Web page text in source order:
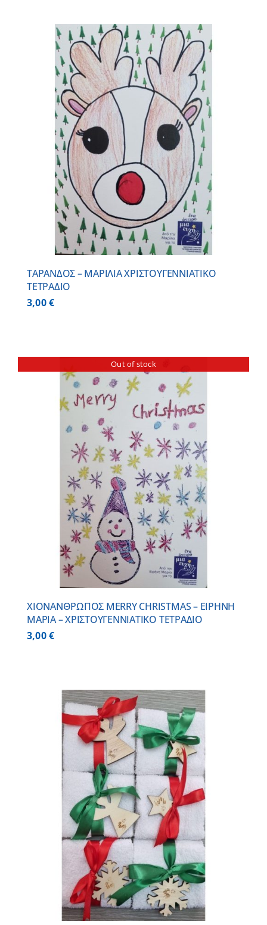
ΤΑΡΑΝΔΟΣ – ΜΑΡΙΛΙΑ ΧΡΙΣΤΟΥΓΕΝΝΙΑΤΙΚΟ
ΤΕΤΡΑΔΙΟ
3,00€
Out of stock
ΧΙΟΝΑΝΘΡΩΠΟΣ MERRY CHRISTMAS – ΕΙΡΗΝΗ
ΜΑΡΙΑ – ΧΡΙΣΤΟΥΓΕΝΝΙΑΤΙΚΟ ΤΕΤΡΑΔΙΟ
3,00€